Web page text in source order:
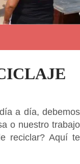
a día, debemos
o nuestro trabajo
reciclar? Aquí te